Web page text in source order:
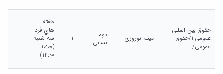
حقوق بین المللی
عمومی2/حقوق
عمومی/
میثم نوروزی
علوم
انسانی
1
هفته
هاي فرد
سه شنبه
(10:00 -
12:00)